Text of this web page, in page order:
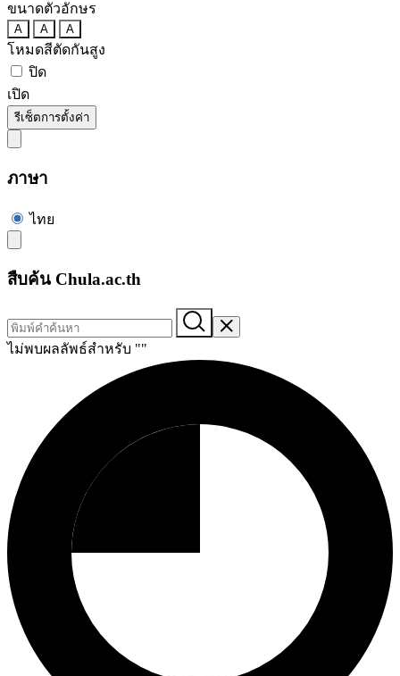
ขนาดตัวอักษร
A A A
โหมดสีตัดกันสูง
ปิด
เปิด
รีเซ็ตการตั้งค่า
ภาษา
ไทย
สืบค้น Chula.ac.th
ไม่พบผลลัพธ์สำหรับ ""